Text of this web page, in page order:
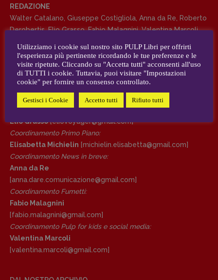
Tornare a Ballard
Valerio Evangelisti
Vampirismi
Zong!
DIRETTRICE RESPONSABILE
Antonella Marrone
Walter Catalano Giuseppe Costigliola
Grasso , Fabio Malagnini,Valentina
Marcoli,Elisabetta Michielin
Spallina
CONTATTI
Case editrici e coordinamento
recensioni:
Elio Grasso[eliovoyager@gmail.com]
Coordinamento Primo Piano
Elisabetta Michielin
REDAZIONE
Walter Catalano Giuseppe Costigliola Anna da Re
Roberto
Derobertis,Elio Grasso,Fabio Malagnini,Valentina Marcoli,
AUTORI e COLLABORATORI
CONTATTI
Case editrici e coordinamento recensioni:
Elio Grasso[eliovoyager@gmail.com]
Coordinamento Primo Piano:
Elisabetta Michielin [michielin.elisabetta@gmail.com]
Coordinamento News in breve:
Anna da Re
[anna.dare.comunicazione@gmail. com]
Coordinamento Fumetti:
Fabio Malagnini
[fabio.malagnini@gmail. com]
Coordinamento Pulp for kids e social media:
Valentina Marcoli
[valentina.marcoli@gmail. com]
Utilizziamo i cookie sul nostro sito PULP Libri per offrirti
l'esperienza più pertinente ricordando le tue preferenze e le
visite ripetute. Cliccando su "Accetta tutti" acconsenti all'uso
di TUTTI i cookie. Tuttavia, puoi visitare "Impostazioni
cookie" per fornire un consenso controllato.
Gestisci i Cookie Accetto tutti Rifiuto tutti